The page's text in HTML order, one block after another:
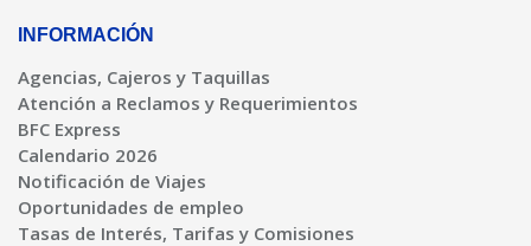
INFORMACIÓN
Agencias, Cajeros y Taquillas
Atención a Reclamos y Requerimientos
BFC Express
Calendario 2026
Notificación de Viajes
Oportunidades de empleo
Tasas de Interés, Tarifas y Comisiones